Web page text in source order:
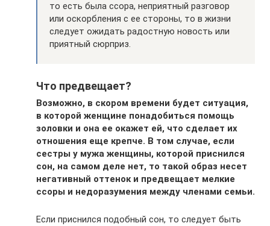
то есть была ссора, неприятный разговор
или оскорбления с ее стороны, то в жизни
следует ожидать радостную новость или
приятный сюрприз.
Что предвещает?
Возможно, в скором времени будет ситуация,
в которой женщине понадобиться помощь
золовки и она ее окажет ей, что сделает их
отношения еще крепче. В том случае, если
сестры у мужа женщины, которой приснился
сон, на самом деле нет, то такой образ несет
негативный оттенок и предвещает мелкие
ссоры и недоразумения между членами семьи.
Если приснился подобный сон, то следует быть